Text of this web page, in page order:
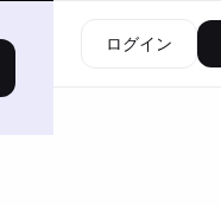
源 ログイン